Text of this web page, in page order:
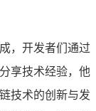
，开发者们通过
享技术经验，他
技术的创新与发